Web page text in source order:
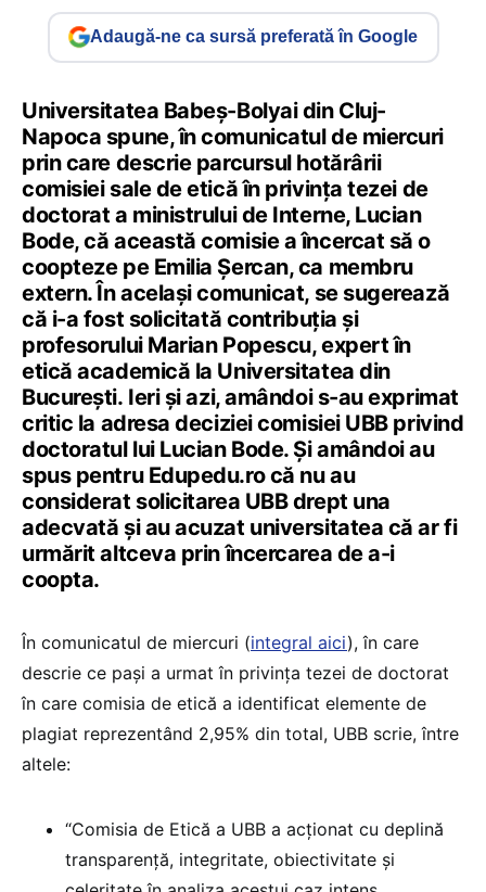
Adaugă-ne ca sursă preferată în Google
Universitatea Babeș-Bolyai din Cluj-
Napoca spune, în comunicatul de miercuri
prin care descrie parcursul hotărârii
comisiei sale de etică în privința tezei de
doctorat a ministrului de Interne, Lucian
Bode, că această comisie a încercat să o
coopteze pe Emilia Șercan, ca membru
extern. În același comunicat, se sugerează
că i-a fost solicitată contribuția și
profesorului Marian Popescu, expert în
etică academică la Universitatea din
București. Ieri și azi, amândoi s-au exprimat
critic la adresa deciziei comisiei UBB privind
doctoratul lui Lucian Bode. Și amândoi au
spus pentru Edupedu.ro că nu au
considerat solicitarea UBB drept una
adecvată și au acuzat universitatea că ar fi
urmărit altceva prin încercarea de a-i
coopta.
În comunicatul de miercuri (integral aici), în care
descrie ce pași a urmat în privința tezei de doctorat
în care comisia de etică a identificat elemente de
plagiat reprezentând 2,95% din total, UBB scrie, între
altele:
“Comisia de Etică a UBB a acționat cu deplină
transparență, integritate, obiectivitate și